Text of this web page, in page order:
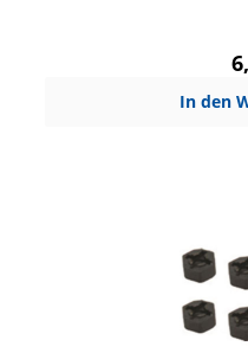
In den